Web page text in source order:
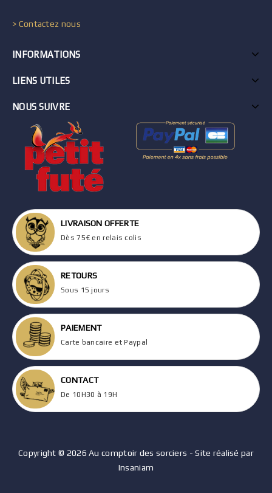
> Contactez nous
INFORMATIONS
LIENS UTILES
NOUS SUIVRE
LIVRAISON OFFERTE
Dès 75€ en relais colis
RETOURS
Sous 15 jours
PAIEMENT
Carte bancaire et Paypal
CONTACT
De 10H30 à 19H
Copyright © 2026 Au comptoir des sorciers - Site réalisé par
Insaniam